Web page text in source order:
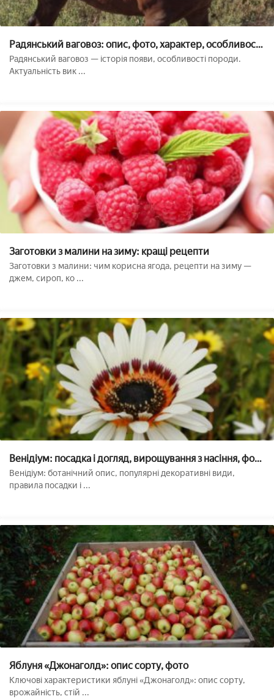
Радянський ваговоз: опис, фото, характер, особливості
змісту породи
Радянський ваговоз — історія появи, особливості породи.
Актуальність вик ...
Заготовки з малини на зиму: кращі рецепти
Заготовки з малини: чим корисна ягода, рецепти на зиму —
джем, сироп, ко ...
Венідіум: посадка і догляд, вирощування з насіння, фото
квітів
Венідіум: ботанічний опис, популярні декоративні види,
правила посадки і ...
Яблуня «Джонаголд»: опис сорту, фото
Ключові характеристики яблуні «Джонаголд»: опис сорту,
врожайність, стій ...